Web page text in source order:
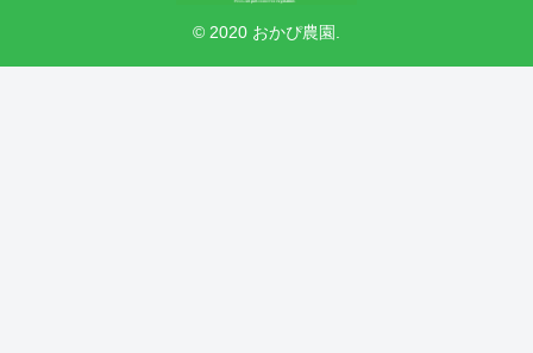
© 2020 おかぴ農園.